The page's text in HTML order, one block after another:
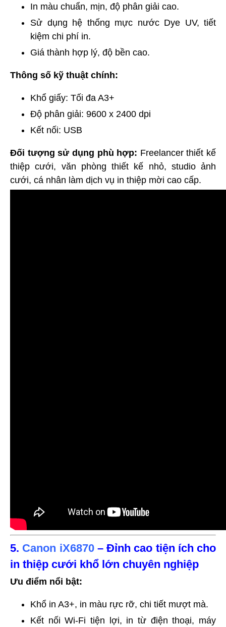
In màu chuẩn, mịn, độ phân giải cao.
Sử dụng hệ thống mực nước Dye UV, tiết
kiệm chi phí in.
Giá thành hợp lý, độ bền cao.
Thông số kỹ thuật chính:
Khổ giấy: Tối đa A3+
Độ phân giải: 9600 x 2400 dpi
Kết nối: USB
Đối tượng sử dụng phù hợp: Freelancer thiết kế
thiệp cưới, văn phòng thiết kế nhỏ, studio ảnh
cưới, cá nhân làm dịch vụ in thiệp mời cao cấp.
5. Canon iX6870– Đỉnh cao tiện ích cho
in thiệp cưới khổ lớn chuyên nghiệp
Ưu điểm nổi bật:
Khổ in A3+, in màu rực rỡ, chi tiết mượt mà.
Kết nối Wi-Fi tiện lợi, in từ điện thoại, máy